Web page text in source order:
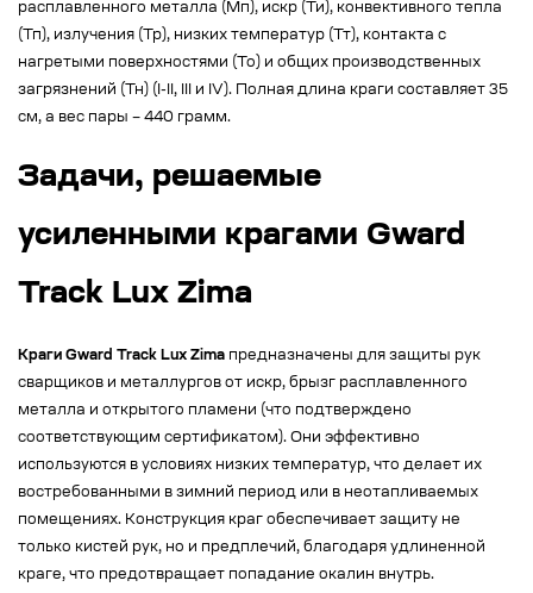
расплавленного металла (Мп), искр (Ти), конвективного тепла
(Тп), излучения (Тр), низких температур (Тт), контакта с
нагретыми поверхностями (То) и общих производственных
загрязнений (Тн) (I-II, III и IV). Полная длина краги составляет 35
см, а вес пары – 440 грамм.
Задачи, решаемые
усиленными крагами Gward
Track Lux Zima
Краги Gward Track Lux Zima предназначены для защиты рук
сварщиков и металлургов от искр, брызг расплавленного
металла и открытого пламени (что подтверждено
соответствующим сертификатом). Они эффективно
используются в условиях низких температур, что делает их
востребованными в зимний период или в неотапливаемых
помещениях. Конструкция краг обеспечивает защиту не
только кистей рук, но и предплечий, благодаря удлиненной
краге, что предотвращает попадание окалин внутрь.